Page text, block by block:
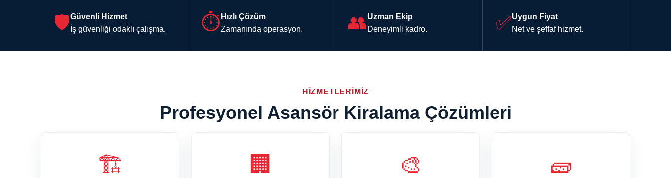
🛡Güvenli Hizmet
İş güvenliği odaklı çalışma.
⏱ Hızlı Çözüm
Zamanında operasyon.
👥Uzman Ekip
Deneyimli kadro.
✅Uygun Fiyat
Net ve şeffaf hizmet.
HIZMETLERIMIZ
Profesyonel Asansör Kiralama Çözümleri
🏗 🏢 🎨 🧱